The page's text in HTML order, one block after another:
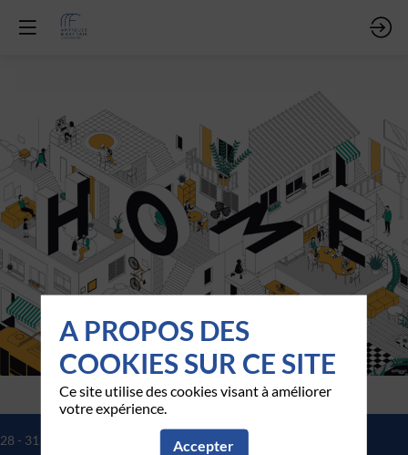
28 - 31 JANVIER 2027
A PROPOS DES
COOKIES SUR CE SITE
Ce site utilise des cookies visant à améliorer
votre expérience.
Accepter